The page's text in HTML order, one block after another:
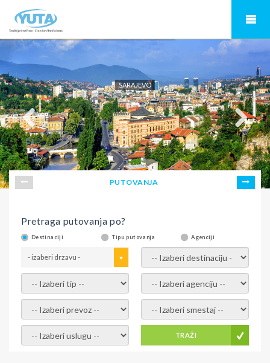
SARAJEVO
PUTOVANJA
Pretraga putovanja po?
Destinaciji Tipu putovanja Agenciji
- izaberi drzavu - - izaberi destinaciju -
- izaberi tip - - izaberi agenciju -
- izaberi prevoz - - Izaberite smestaj -
- Izaberite uslugu - TRAŽI